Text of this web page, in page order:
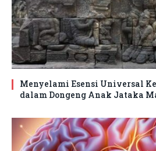
Menyelami Esensi Universal
dalam Dongeng Anak Jataka